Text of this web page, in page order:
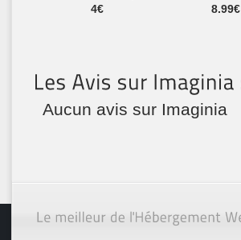
4€
8.99€
Aucun avis sur Imaginia